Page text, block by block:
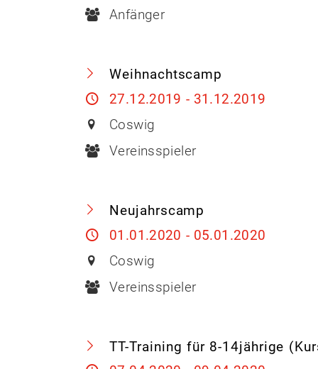
Anfänger
Weihnachtscamp
27.12.2019 - 31.12.2019
Coswig
Vereinsspieler
Neujahrscamp
01.01.2020 - 05.01.2020
Coswig
Vereinsspieler
TT-Training für 8-14jährige